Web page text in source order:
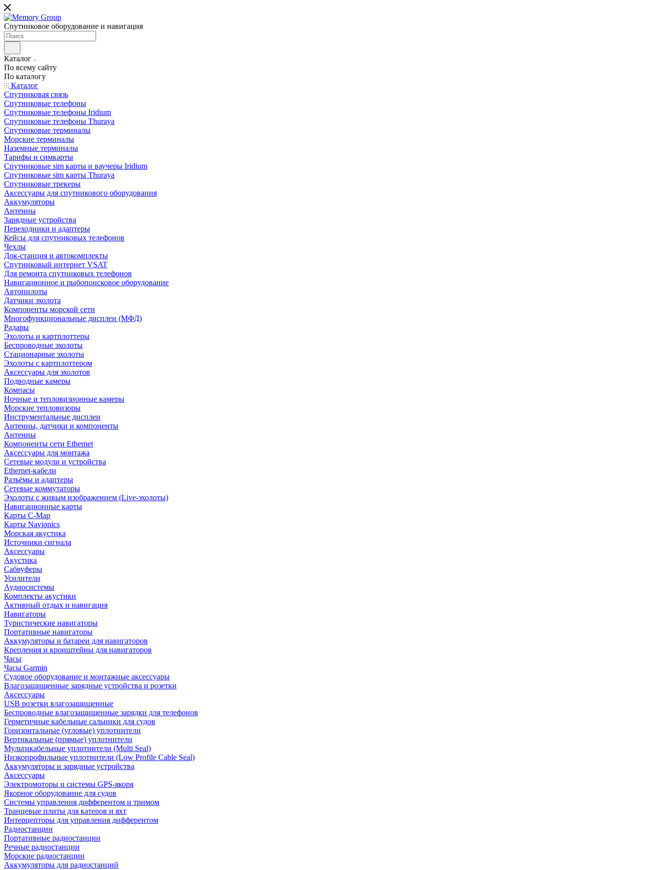
Спутниковое оборудование и навигация
Каталог
По всему сайту
По каталогу
Каталог
Спутниковая связь
Спутниковые телефоны
Спутниковые телефоны Iridium
Спутниковые телефоны Thuraya
Спутниковые терминалы
Морские терминалы
Наземные терминалы
Тарифы и симкарты
Спутниковые sim карты и ваучеры Iridium
Спутниковые sim карты Thuraya
Спутниковые трекеры
Аксессуары для спутникового оборудования
Аккумуляторы
Антенны
Зарядные устройства
Переходники и адаптеры
Кейсы для спутниковых телефонов
Чехлы
Док-станция и автокомплекты
Спутниковый интернет VSAT
Для ремонта спутниковых телефонов
Навигационное и рыбопоисковое оборудование
Автопилоты
Датчики эхолота
Компоненты морской сети
Многофункциональные дисплеи (МФД)
Радары
Эхолоты и картплоттеры
Беспроводные эхолоты
Стационарные эхолоты
Эхолоты с картплоттером
Аксессуары для эхолотов
Подводные камеры
Компасы
Ночные и тепловизионные камеры
Морские тепловизоры
Инструментальные дисплеи
Антенны, датчики и компоненты
Антенны
Компоненты сети Ethernet
Аксессуары для монтажа
Сетевые модули и устройства
Ethernet-кабели
Разъёмы и адаптеры
Сетевые коммутаторы
Эхолоты с живым изображением (Live-эхолоты)
Навигационные карты
Карты C-Map
Карты Navionics
Морская акустика
Источники сигнала
Аксессуары
Акустика
Сабвуферы
Усилители
Аудиосистемы
Комплекты акустики
Активный отдых и навигация
Навигаторы
Туристические навигаторы
Портативные навигаторы
Аккумуляторы и батареи для навигаторов
Крепления и кронштейны для навигаторов
Часы
Часы Garmin
Судовое оборудование и монтажные аксессуары
Влагозащищенные зарядные устройства и розетки
Аксессуары
USB розетки влагозащищенные
Беспроводные влагозащищенные зарядки для телефонов
Герметичные кабельные сальники для судов
Горизонтальные (угловые) уплотнители
Вертикальные (прямые) уплотнители
Мультикабельные уплотнители (Multi Seal)
Низкопрофильные уплотнители (Low Profile Cable Seal)
Аккумуляторы и зарядные устройства
Аксессуары
Электромоторы и системы GPS-якоря
Якорное оборудование для судов
Системы управления дифферентом и тримом
Транцевые плиты для катеров и яхт
Интерцепторы для управления дифферентом
Радиостанции
Портативные радиостанции
Речные радиостанции
Морские радиостанции
Аккумуляторы для радиостанций